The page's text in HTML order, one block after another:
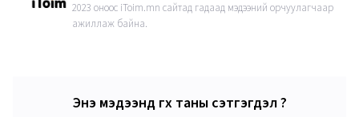
2023 оноос iToim.mn сайтад гадаад мэдээний орчуулагчаар
ажиллаж байна.
Энэ мэдээнд өгөх таны сэтгэгдэл ?